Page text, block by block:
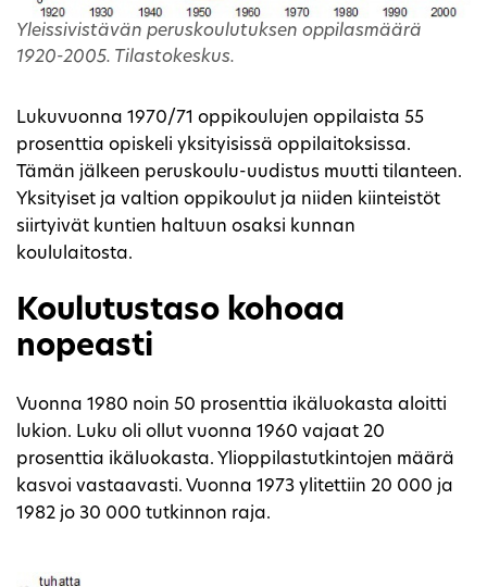
Yleissivistävän peruskoulutuksen oppilasmäärä
1920-2005. Tilastokeskus.
Lukuvuonna 1970/71 oppikoulujen oppilaista 55
prosenttia opiskeli yksityisissä oppilaitoksissa.
Tämän jälkeen peruskoulu-uudistus muutti tilanteen.
Yksityiset ja valtion oppikoulut ja niiden kiinteistöt
siirtyivät kuntien haltuun osaksi kunnan
koululaitosta.
Koulutustaso kohoaa
nopeasti
Vuonna 1980 noin 50 prosenttia ikäluokasta aloitti
lukion. Luku oli ollut vuonna 1960 vajaat 20
prosenttia ikäluokasta. Ylioppilastutkintojen määrä
kasvoi vastaavasti. Vuonna 1973 ylitettiin 20 000 ja
1982 jo 30 000 tutkinnon raja.